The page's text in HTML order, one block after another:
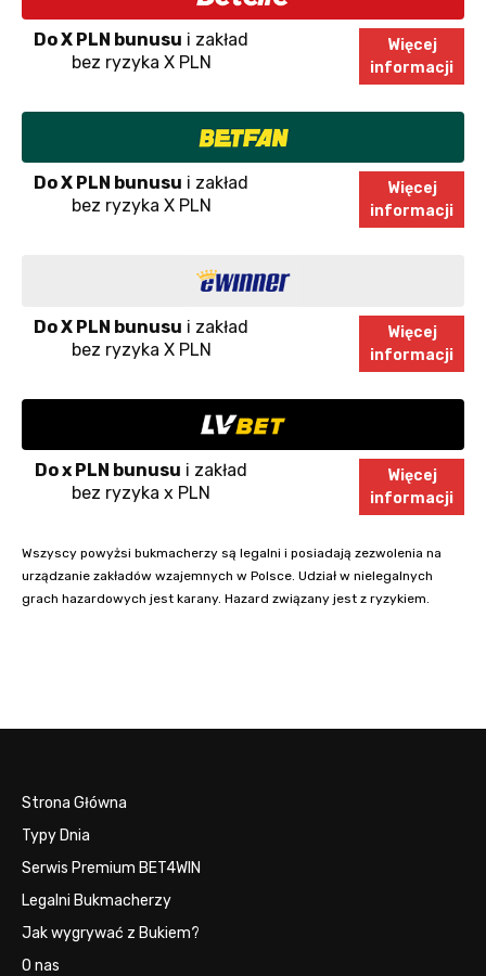
Do X PLN bunusu i zakład
bez ryzyka X PLN
Więcej
informacji
Do X PLN bunusu i zakład
bez ryzyka X PLN
Więcej
informacji
Do X PLN bunusu i zakład
bez ryzyka X PLN
Więcej
informacji
Do x PLN bunusu i zakład
bez ryzyka x PLN
Więcej
informacji
Wszyscy powyżsi bukmacherzy są legalni i posiadają zezwolenia na
urządzanie zakładów wzajemnych w Polsce. Udział w nielegalnych
grach hazardowych jest karany. Hazard związany jest z ryzykiem.
Strona Główna
Typy Dnia
Serwis Premium BET4WIN
Legalni Bukmacherzy
Jak wygrywać z Bukiem?
O nas